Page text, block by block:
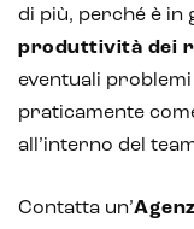
di più, perché è in
produttività dei
eventuali
praticamente
all’interno del
Contatta un’